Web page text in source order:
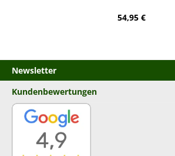
Regulärer Preis:
54,95 €
Newsletter
Kundenbewertungen